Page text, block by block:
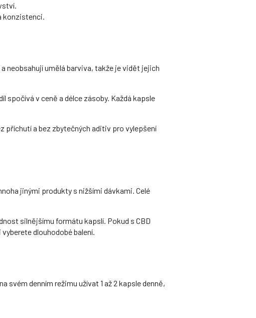
konzistenci.
neobsahují umělá barviva, takže je vidět jejich
spočívá v ceně a délce zásoby. Každá kapsle
příchutí a bez zbytečných aditiv pro vylepšení
jinými produkty s nižšími dávkami. Celé
silnějšímu formátu kapslí. Pokud s CBD
vyberete dlouhodobé balení.
svém denním režimu užívat 1 až 2 kapsle denně,